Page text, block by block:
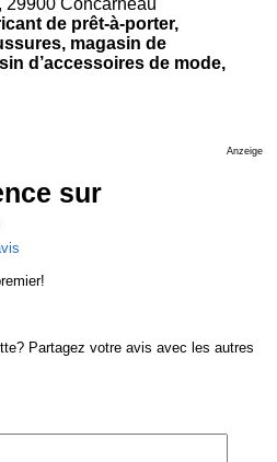
de prêt-à-porter,
magasin de
d’accessoires de mode,
Anzeige
sur
Partagez votre avis avec les autres